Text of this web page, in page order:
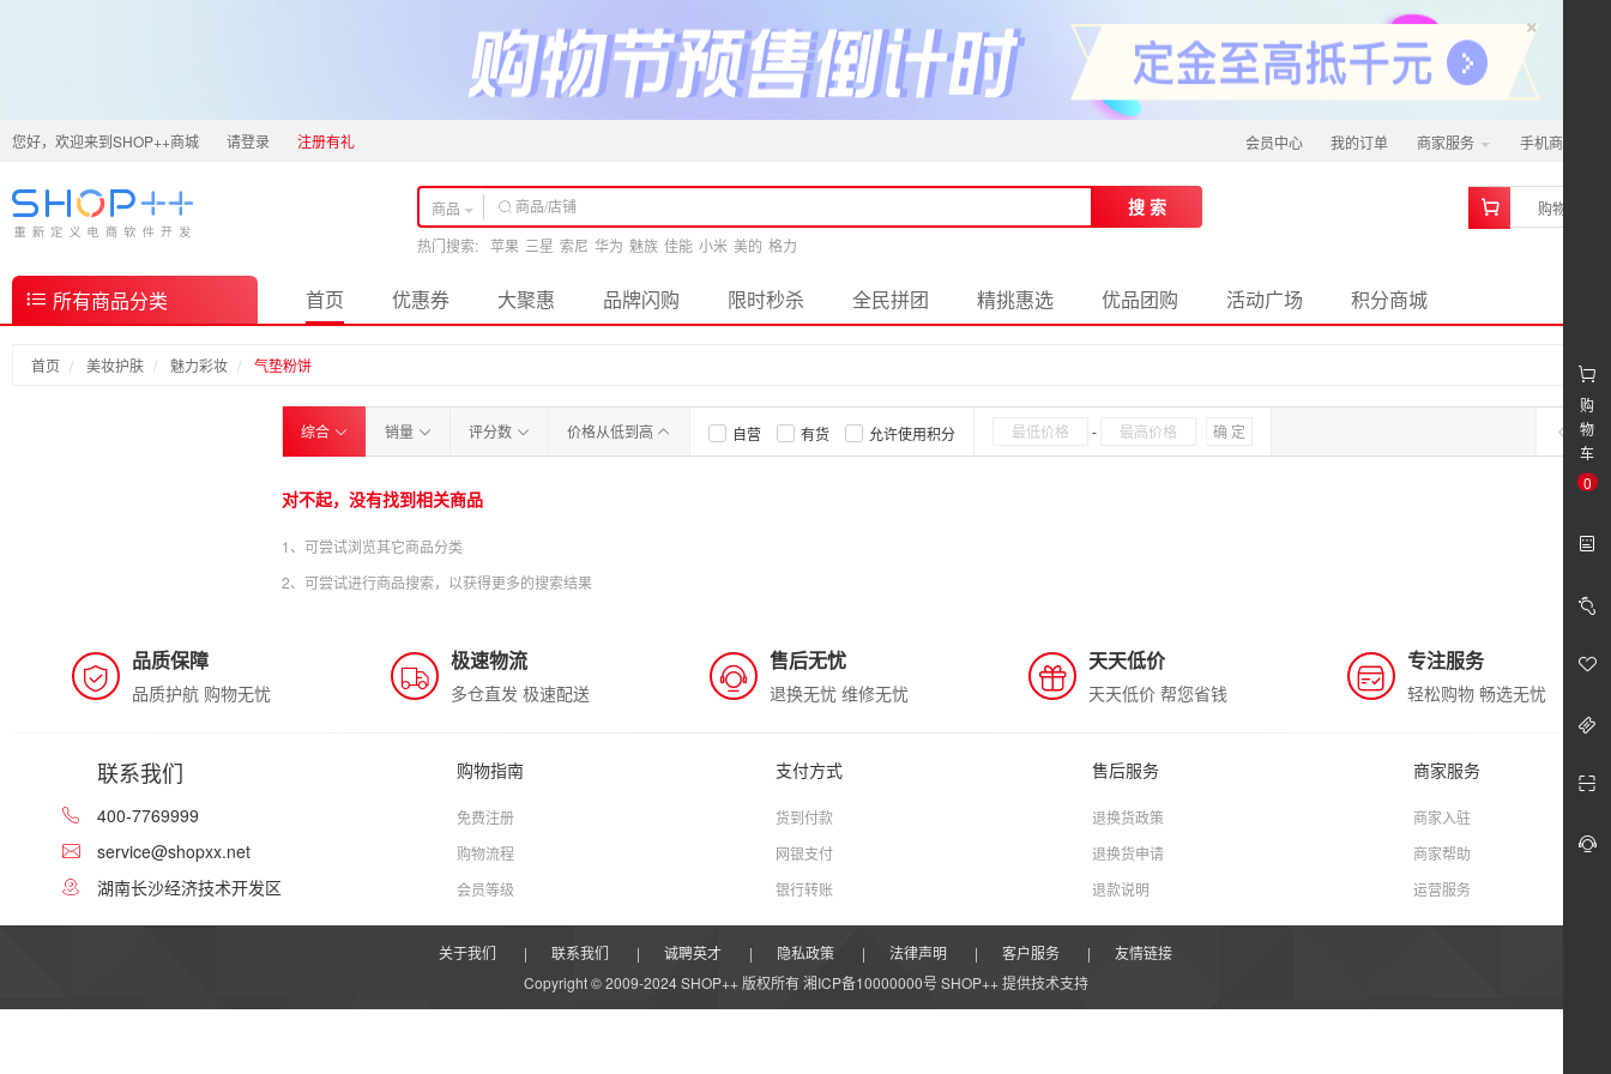
×
您好，欢迎来到SHOP++商城 请登录 注册有礼 会员中心 我的订单 商家服务 手机商城
商品 搜 索
热门搜索: 苹果 三星 索尼 华为 魅族 佳能 小米 美的 格力
购物车
所有商品分类 首页 优惠券 大聚惠 品牌闪购 限时秒杀 全民拼团 精挑惠选 优品团购 活动广场 积分商城
购
物
车
0
首页 美妆护肤 魅力彩妆 气垫粉饼
综合 销量 评分数 价格从低到高 自营 有货 允许使用积分 - 确 定
对不起，没有找到相关商品
1、可尝试浏览其它商品分类
2、可尝试进行商品搜索，以获得更多的搜索结果
品质保障
品质护航 购物无忧
极速物流
多仓直发 极速配送
售后无忧
退换无忧 维修无忧
天天低价
天天低价 帮您省钱
专注服务
轻松购物 畅选无忧
联系我们
400-7769999
service@shopxx.net
湖南长沙经济技术开发区
购物指南
免费注册
购物流程
会员等级
支付方式
货到付款
网银支付
银行转账
售后服务
退换货政策
退换货申请
退款说明
商家服务
商家入驻
商家帮助
运营服务
关于我们 | 联系我们 | 诚聘英才 | 隐私政策 | 法律声明 | 客户服务 |
友情链接
Copyright © 2009-2024 SHOP++ 版权所有 湘ICP备10000000号 SHOP++提供技术支持